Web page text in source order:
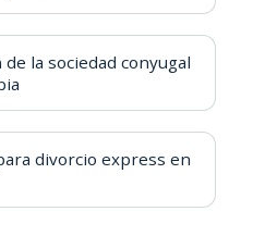
de la sociedad conyugal
divorcio express en